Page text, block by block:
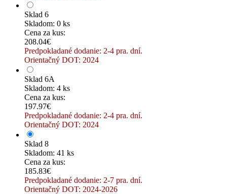
Sklad 6
Skladom: 0 ks
Cena za kus:
208.04€
Predpokladané dodanie: 2-4 pra. dní.
Orientačný DOT: 2024
Sklad 6A
Skladom: 4 ks
Cena za kus:
197.97€
Predpokladané dodanie: 2-4 pra. dní.
Orientačný DOT: 2024
Sklad 8
Skladom: 41 ks
Cena za kus:
185.83€
Predpokladané dodanie: 2-7 pra. dní.
Orientačný DOT: 2024-2026